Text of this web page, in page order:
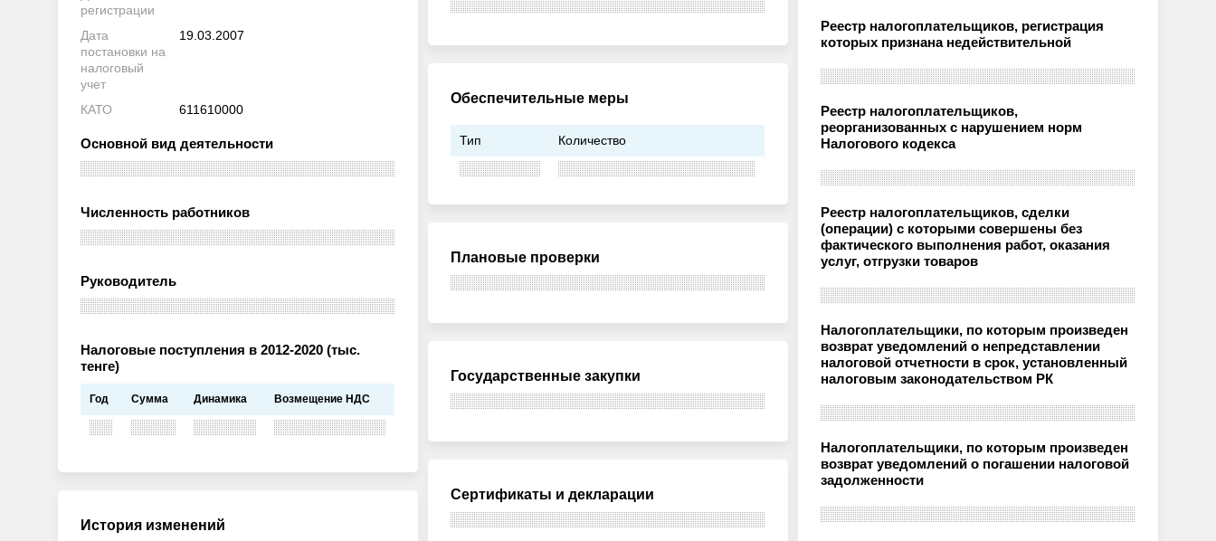
регистрации
Дата
постановки на
налоговый
учет
19.03.2007
КАТО 611610000
Основной вид деятельности
Численность работников
Руководитель
Налоговые поступления в 2012-2020 (тыс.
тенге)
Год Сумма Динамика Возмещение НДС
История изменений
Обеспечительные меры
Тип Количество
Плановые проверки
Государственные закупки
Сертификаты и декларации
Реестр налогоплательщиков, регистрация
которых признана недействительной
Реестр налогоплательщиков,
реорганизованных с нарушением норм
Налогового кодекса
Реестр налогоплательщиков, сделки
(операции) с которыми совершены без
фактического выполнения работ, оказания
услуг, отгрузки товаров
Налогоплательщики, по которым произведен
возврат уведомлений о непредставлении
налоговой отчетности в срок, установленный
налоговым законодательством РК
Налогоплательщики, по которым произведен
возврат уведомлений о погашении налоговой
задолженности